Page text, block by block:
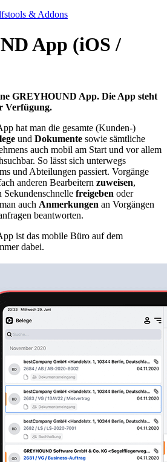
& Addons
App (iOS /
GREYHOUND App. Die App steht
Verfügung.
hat man die gesamte (Kunden-)
und Dokumente sowie sämtliche
auch mobil am Start und vor allem
So lässt sich unterwegs
und Abteilungen passiert. Vorgänge
anderen Bearbeitern zuweisen,
Sekundenschnelle freigeben oder
auch Anmerkungen an Vorgängen
beantworten.
ist das mobile Büro auf dem
dabei.